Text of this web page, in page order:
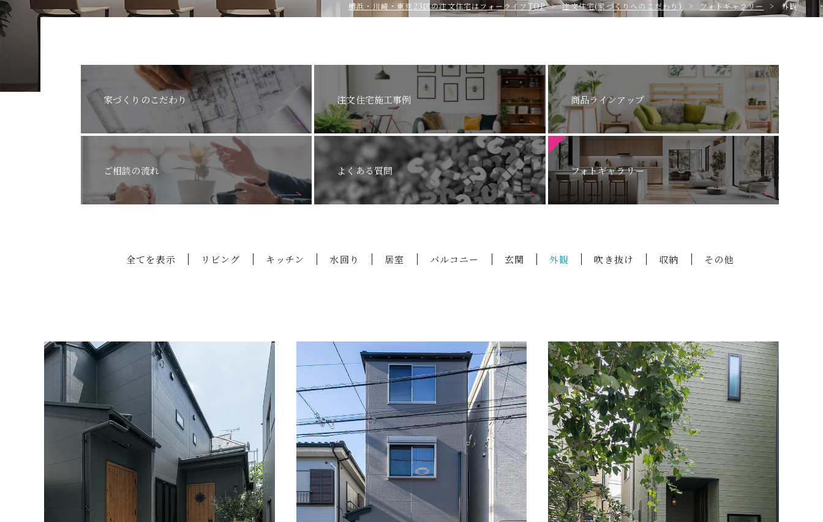
横浜・川崎・東京23区の注⽂住宅はフォーライフTOP 注文住宅(家づくりへのこだわり) フォトギャラリー 外観
家づくりのこだわり 注文住宅施工事例 商品ラインアップ
ご相談の流れ よくある質問 フォトギャラリー
全てを表示 リビング キッチン 水回り 居室 バルコニー 玄関 外観 吹き抜け 収納 その他